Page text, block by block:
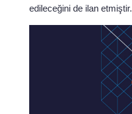
edileceğini de ilan etmiştir.